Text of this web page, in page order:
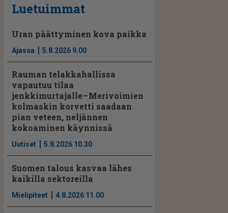
Luetuimmat
Uran päättyminen kova paikka
Ajassa 5.8.2026 9.00
Rauman telakkahallissa
vapautuu tilaa
jenkkimurtajalle – Merivoimien
kolmaskin korvetti saadaan
pian veteen, neljännen
kokoaminen käynnissä
Uutiset 5.8.2026 10.30
Suomen talous kasvaa lähes
kaikilla sektoreilla
Mielipiteet 4.8.2026 11.00